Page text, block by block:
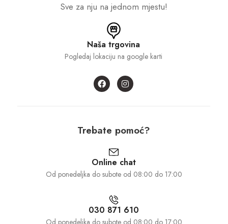
Sve za nju na jednom mjestu!
Naša trgovina
Pogledaj lokaciju na google karti
Trebate pomoć?
Online chat
Od ponedeljka do subote od 08:00 do 17:00
030 871 610